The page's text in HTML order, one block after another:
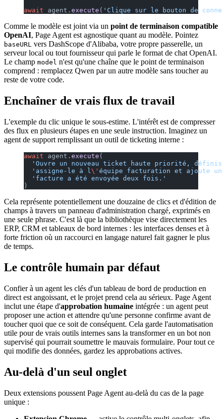
await agent. execute ( 'Clique sur le bouton de
Comme le modèle est joint via un point de terminaison compatible
OpenAI, Page Agent est agnostique quant au modèle. Pointez
baseURL vers DashScope d'Alibaba, votre propre passerelle, un
serveur local ou tout fournisseur qui parle le format de chat OpenAI.
Le champ model n'est qu'une chaîne que le point de terminaison
comprend : remplacez Qwen par un autre modèle sans toucher au
reste de votre code.
Enchaîner de vrais flux de travail
L'exemple du clic unique le sous-estime. L'intérêt est de compresser
des flux en plusieurs étapes en une seule instruction. Imaginez un
agent de support remplissant un outil de ticketing interne :
await agent. execute (
'Ouvre un nouveau ticket haute priorité,
  'assigne-le à l
\' équipe facturation et ajoute
  'facture a été envoyée deux fois.'
)
Cela représente potentiellement une douzaine de clics et d'édition de
champs à travers un panneau d'administration chargé, exprimés en
une seule phrase. C'est là que la bibliothèque vise directement les
ERP, CRM et tableaux de bord internes : les interfaces denses et à
forte friction où un raccourci en langage naturel fait gagner le plus
de temps.
Le contrôle humain par défaut
Confier à un agent les clés d'un tableau de bord de production en
direct est angoissant, et le projet prend cela au sérieux. Page Agent
inclut une étape d'approbation humaine intégrée : un agent peut
proposer une action et attendre qu'une personne confirme avant de
toucher quoi que ce soit de conséquent. Cela garde l'automatisation
utile pour de vrais outils internes sans la transformer en un bot non
supervisé qui pourrait soumettre le mauvais formulaire. Pour tout ce
qui modifie des données, gardez les approbations actives.
Au-delà d'un seul onglet
Deux extensions poussent Page Agent au-delà du cas de la page
unique :